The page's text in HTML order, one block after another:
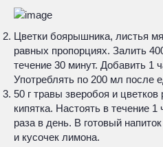
Цветки боярышника, листья
равных пропорциях. Залить
течение 30 минут. Добавить 1
Употреблять по 200 мл после
50 г травы зверобоя и
кипятка. Настоять в течение
раза в день. В готовый
и кусочек лимона.